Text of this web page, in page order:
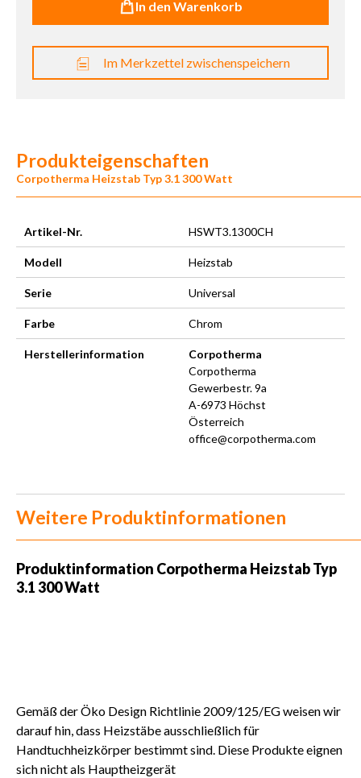
In den Warenkorb
Im Merkzettel zwischenspeichern
Produkteigenschaften
Corpotherma Heizstab Typ 3.1 300 Watt
Artikel-Nr. HSWT3.1300CH
Modell Heizstab
Serie Universal
Farbe Chrom
Herstellerinformation
Corpotherma
Corpotherma
Gewerbestr. 9a
A-6973 Höchst
Österreich
office@corpotherma.com
Weitere Produktinformationen
Produktinformation Corpotherma Heizstab Typ
3.1 300 Watt
Gemäß der Öko Design Richtlinie 2009/125/EG weisen wir
darauf hin, dass Heizstäbe ausschließlich für
Handtuchheizkörper bestimmt sind. Diese Produkte eignen
sich nicht als Hauptheizgerät